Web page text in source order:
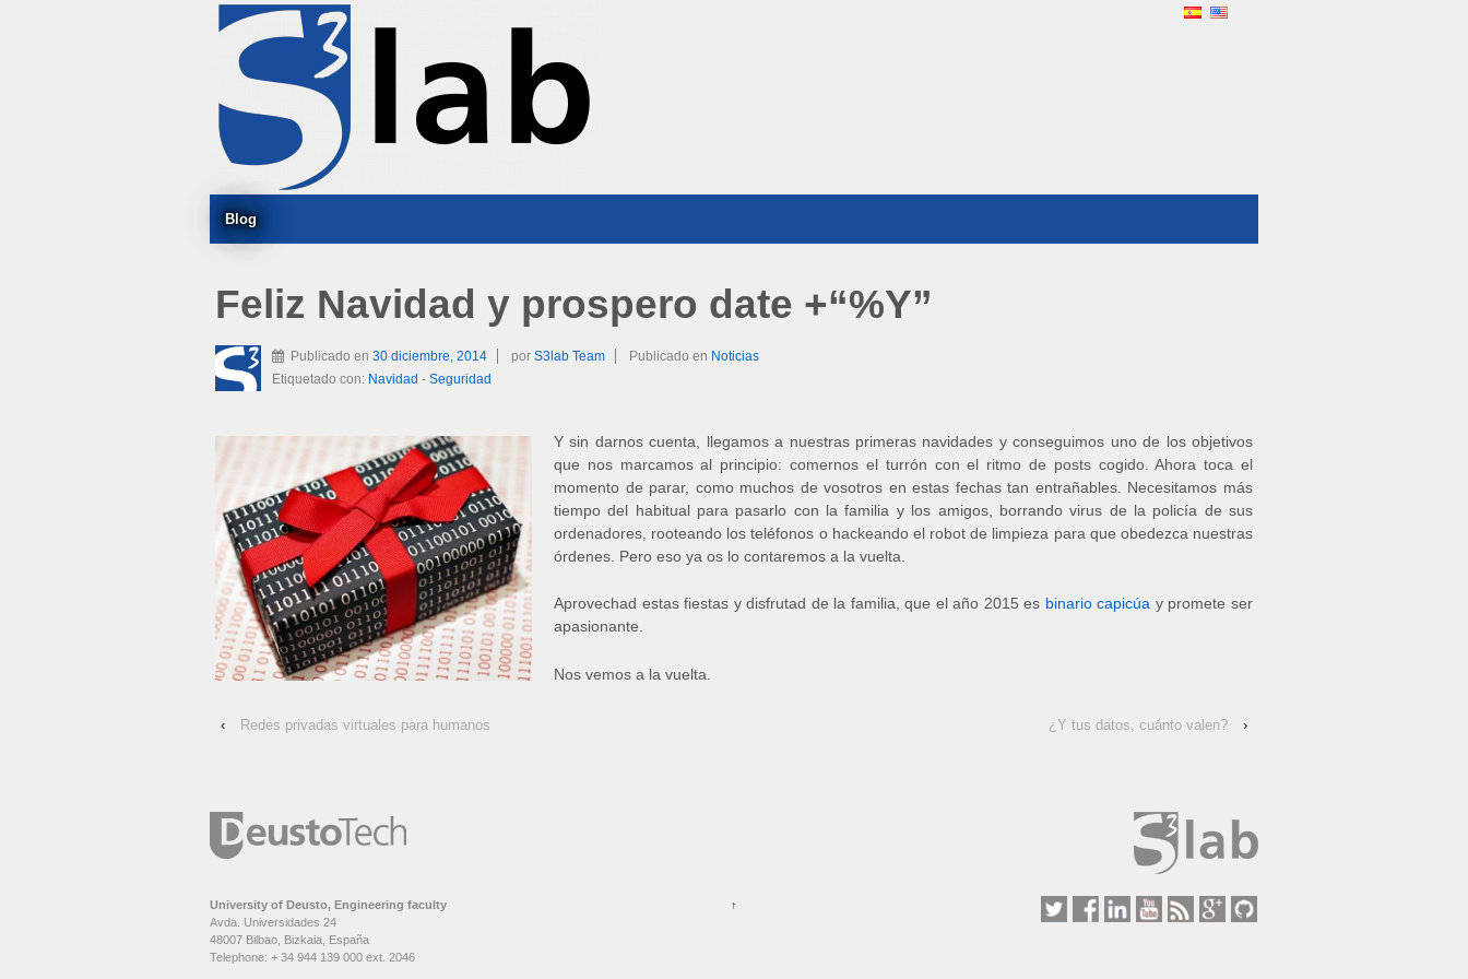
Blog
Feliz Navidad y prospero date +“%Y”
Publicado en 30 diciembre, 2014 por S3lab Team Publicado en Noticias
Etiquetado con: Navidad - Seguridad
Y sin darnos cuenta, llegamos a nuestras primeras navidades y conseguimos uno de los objetivos
que nos marcamos al principio: comernos el turrón con el ritmo de posts cogido. Ahora toca el
momento de parar, como muchos de vosotros en estas fechas tan entrañables. Necesitamos más
tiempo del habitual para pasarlo con la familia y los amigos, borrando virus de la policía de sus
ordenadores, rooteando los teléfonos o hackeando el robot de limpieza para que obedezca nuestras
órdenes. Pero eso ya os lo contaremos a la vuelta.
Aprovechad estas fiestas y disfrutad de la familia, que el año 2015 es binario capicúa y promete ser
apasionante.
Nos vemos a la vuelta.
‹ Redes privadas virtuales para humanos ¿Y tus datos, cuánto valen? ›
University of Deusto, Engineering faculty
Avda. Universidades 24
48007 Bilbao, Bizkaia, España
Telephone: + 34 944 139 000 ext. 2046
↑